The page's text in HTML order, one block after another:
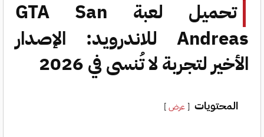
تحميل لعبة GTA San
Andreas للاندرويد: الإصدار
الأخير لتجربة لا تُنسى في 2026
المحتويات عرض